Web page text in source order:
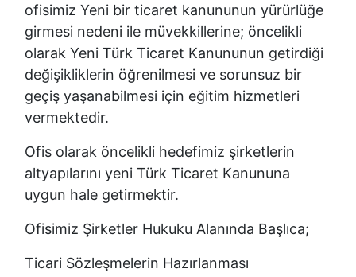
ofisimiz Yeni bir ticaret kanununun yürürlüğe
girmesi nedeni ile müvekkillerine; öncelikli
olarak Yeni Türk Ticaret Kanununun getirdiği
değişikliklerin öğrenilmesi ve sorunsuz bir
geçiş yaşanabilmesi için eğitim hizmetleri
vermektedir.
Ofis olarak öncelikli hedefimiz şirketlerin
altyapılarını yeni Türk Ticaret Kanununa
uygun hale getirmektir.
Ofisimiz Şirketler Hukuku Alanında Başlıca;
Ticari Sözleşmelerin Hazırlanması